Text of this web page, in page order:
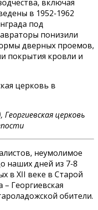
включая
в 1952-1962
под
понизили
дверных проемов,
покрытия кровли и
церковь
неумолимое
наших дней из 7-8
в XII веке в Старой
Георгиевская
обители.